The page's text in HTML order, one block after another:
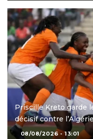
Priscille Kreto garde
décisif contre
08/08/2026 - 13:01